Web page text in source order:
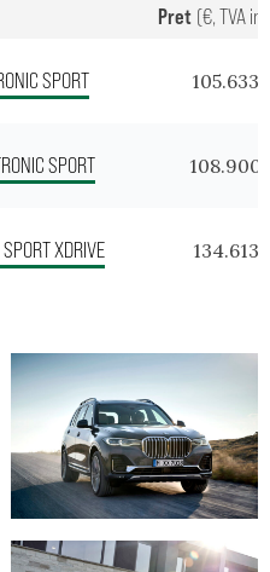
Pret (€, TVA
SPORT 105.633
SPORT 108.900
XDRIVE 134.613